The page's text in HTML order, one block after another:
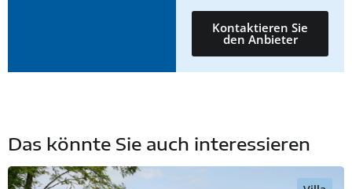
Kontaktieren Sie
den Anbieter
Das könnte Sie auch interessieren